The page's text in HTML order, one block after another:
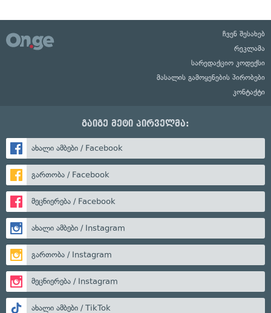
ჩვენ შესახებ
რეკლამა
სარედაქციო კოდექსი
მასალის გამოყენების პირობები
კონტაქტი
გაიგე მეტი პირველმა:
ახალი ამბები / Facebook
გართობა / Facebook
მეცნიერება / Facebook
ახალი ამბები / Instagram
გართობა / Instagram
მეცნიერება / Instagram
ახალი ამბები / TikTok